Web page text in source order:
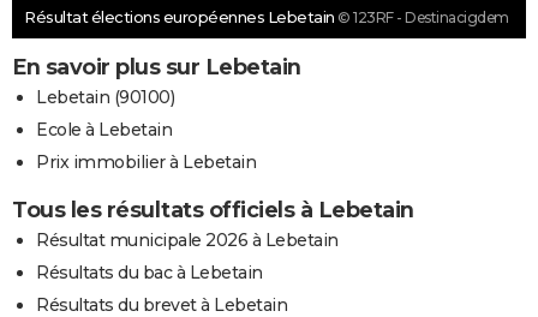
Résultat élections européennes Lebetain © 123RF - Destinacigdem
En savoir plus sur Lebetain
Lebetain (90100)
Ecole à Lebetain
Prix immobilier à Lebetain
Tous les résultats officiels à Lebetain
Résultat municipale 2026 à Lebetain
Résultats du bac à Lebetain
Résultats du brevet à Lebetain